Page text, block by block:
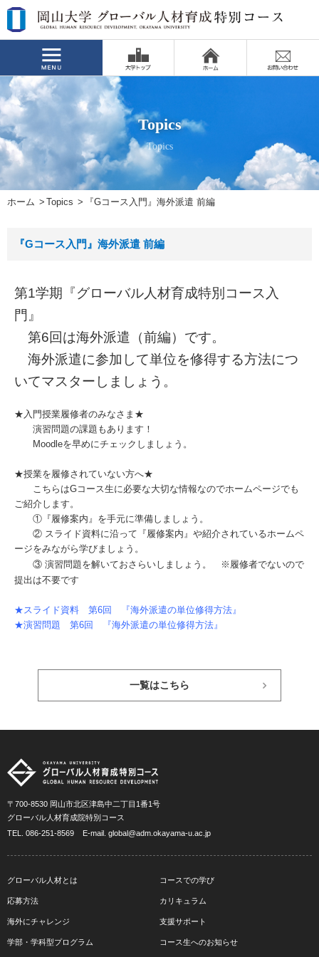
Topics
Topics
ホーム Topics 『Gコース入門』海外派遣 前編
『Gコース入門』海外派遣 前編
第1学期『グローバル人材育成特別コース入
門』
第6回は海外派遣（前編）です。
海外派遣に参加して単位を修得する方法につ
いてマスターしましょう。
★入門授業履修者のみなさま★
演習問題の課題もあります！
Moodleを早めにチェックしましょう。
★授業を履修されていない方へ★
こちらはGコース生に必要な大切な情報なのでホームページでも
ご紹介します。
①『履修案内』を手元に準備しましょう。
② スライド資料に沿って『履修案内』や紹介されているホームペ
ージをみながら学びましょう。
③ 演習問題を解いておさらいしましょう。
※履修者でないので
提出は不要です
★スライド資料 第6回 『海外派遣の単位修得方法』
★演習問題 第6回 『海外派遣の単位修得方法』
一覧はこちら
〒700-8530 岡山市北区津島中二丁目1番1号
グローバル人材育成院特別コース
TEL. 086-251-8569 E-mail. global@adm.okayama-u.ac.jp
グローバル人材とは コースでの学び
応募方法 カリキュラム
海外にチャレンジ 支援サポート
学部・学科型プログラム コース生へのお知らせ